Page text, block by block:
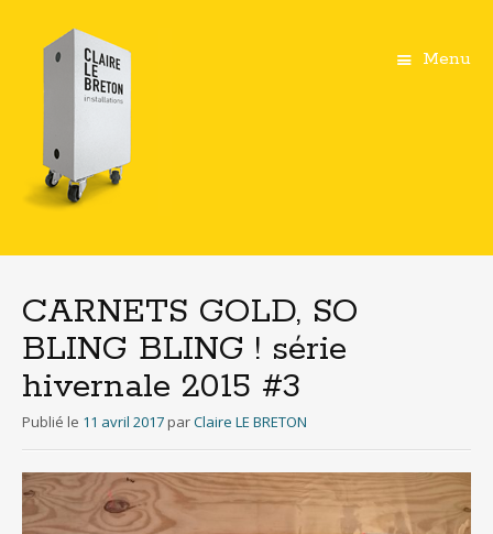
Menu
principal
CARNETS GOLD, SO
BLING BLING ! série
hivernale 2015 #3
Publié le 11 avril 2017 parClaire LE BRETON